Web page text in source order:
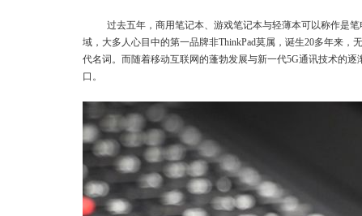
过去五年，商用笔记本、游戏笔记本与轻薄本可以称作是
域，大多人心目中的第一品牌非ThinkPad莫属，诞生20多年来
代名词。而随着移动互联网的蓬勃发展与新一代5G通讯技术的
口。